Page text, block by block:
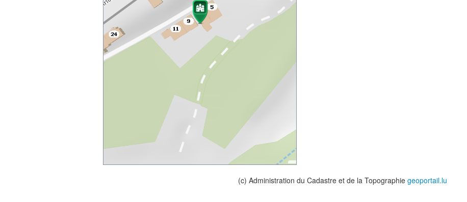
(c) Administration du Cadastre et de la Topographie geoportail.lu